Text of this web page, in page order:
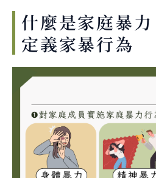
什麼是家庭暴
定義家暴行為